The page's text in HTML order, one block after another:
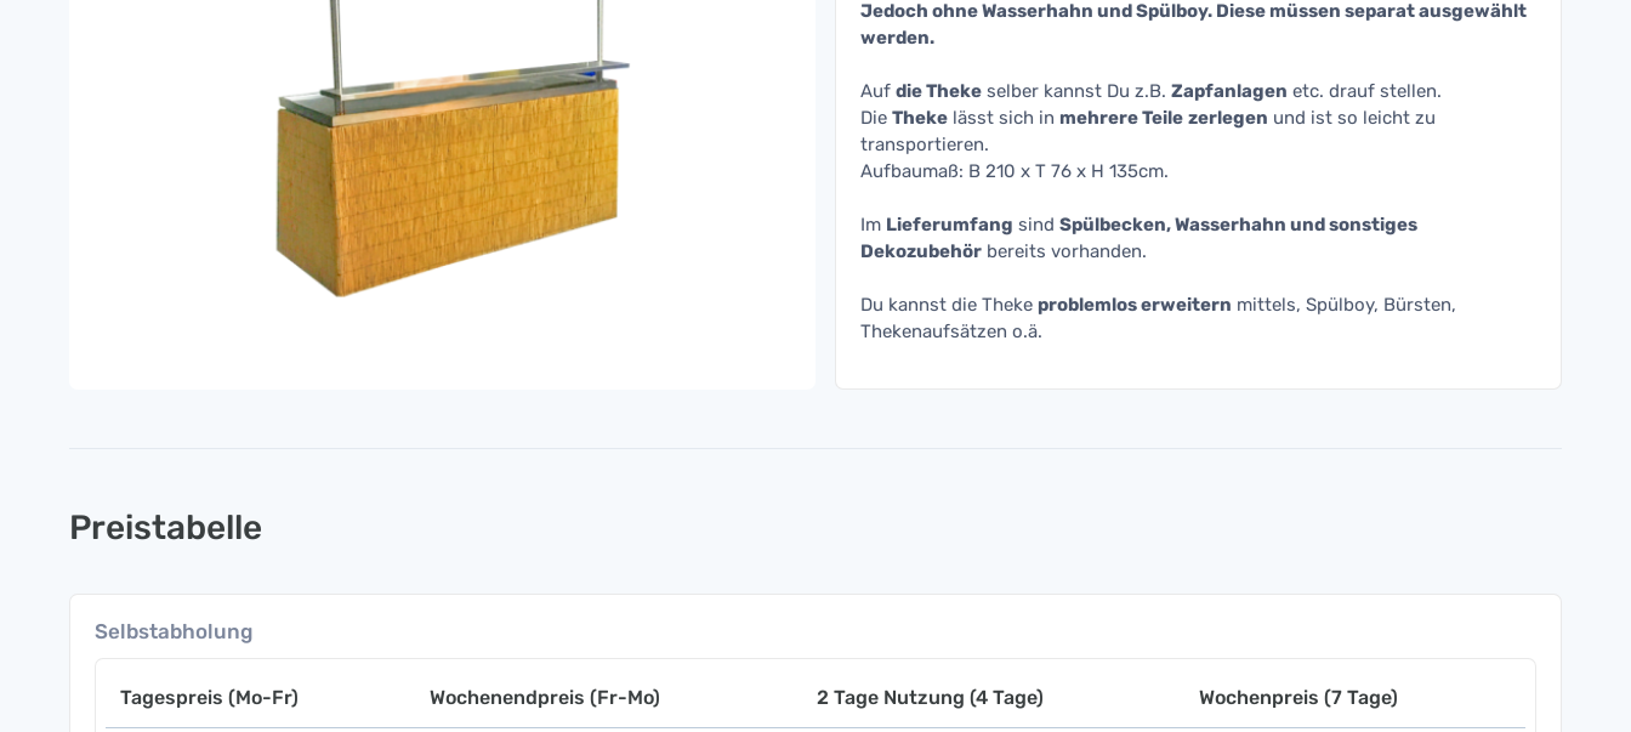
Jedoch ohne Wasserhahn und Spülboy. Diese müssen separat ausgewählt
werden.
Auf die Theke selber kannst Du z.B. Zapfanlagen etc. drauf stellen.
Die Theke lässt sich in mehrere Teile zerlegen und ist so leicht zu
transportieren.
Aufbaumaß: B 210 x T 76 x H 135cm.
Im Lieferumfang sind Spülbecken, Wasserhahn und sonstiges
Dekozubehör bereits vorhanden.
Du kannst die Theke problemlos erweitern mittels, Spülboy, Bürsten,
Thekenaufsätzen o.ä.
Preistabelle
Selbstabholung
Tagespreis (Mo-Fr) Wochenendpreis (Fr-Mo) 2 Tage Nutzung (4 Tage) Wochenpreis (7 Tage)